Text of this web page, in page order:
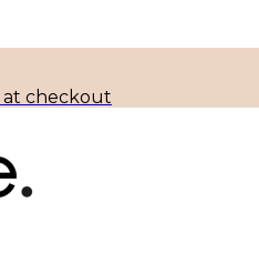
at checkout